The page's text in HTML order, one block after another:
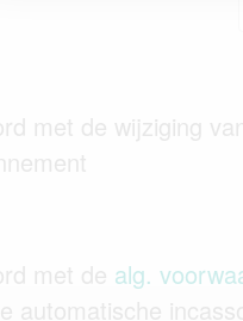
alg.